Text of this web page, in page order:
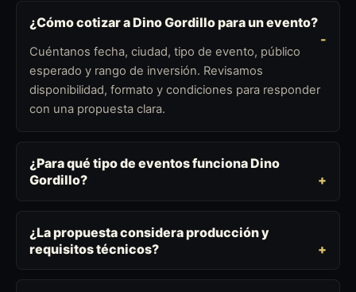
¿Cómo cotizar a Dino Gordillo para un evento?
Cuéntanos fecha, ciudad, tipo de evento, público
esperado y rango de inversión. Revisamos
disponibilidad, formato y condiciones para responder
con una propuesta clara.
¿Para qué tipo de eventos funciona Dino
Gordillo?
¿La propuesta considera producción y
requisitos técnicos?